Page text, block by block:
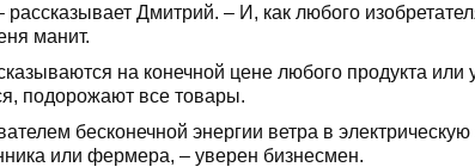
Дмитрий. – И, как любого
манит.
на конечной цене любого продукта или
подорожают все товары.
бесконечной энергии ветра в электрическую
или фермера, – уверен бизнесмен.